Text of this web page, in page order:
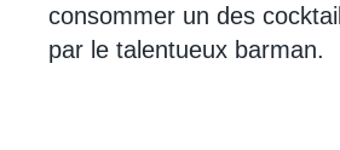
consommer un des
par le talentueux barman.